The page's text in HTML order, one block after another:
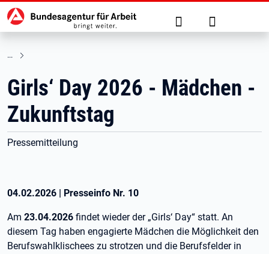
zu den Hauptinhalten springen
Hauptnavigation Suche Anmelden
Girls‘ Day 2026 - Mädchen -
Zukunftstag
Pressemitteilung
04.02.2026 | Presseinfo Nr. 10
Am 23.04.2026 findet wieder der „Girls‘ Day“ statt. An
diesem Tag haben engagierte Mädchen die Möglichkeit den
Berufswahlklischees zu strotzen und die Berufsfelder in